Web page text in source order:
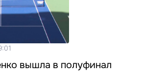
вышла в полуфинал